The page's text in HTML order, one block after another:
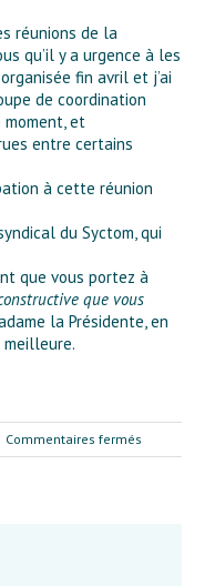
réunions de la
qu’il y a urgence à les
fin avril et j’ai
de coordination
et
entre certains
à cette réunion
du Syctom, qui
que vous portez à
que vous
la Présidente, en
meilleure.
Commentaires fermés
Lettre